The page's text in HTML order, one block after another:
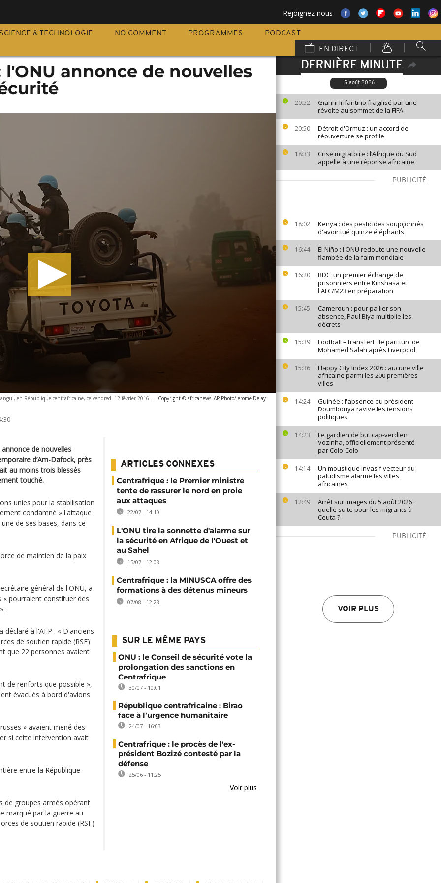
Rejoignez-nous
SCIENCE & TECHNOLOGIE NO COMMENT PROGRAMMES
PODCAST
EN DIRECT
DERNIÈRE MINUTE
5 août 2026
20:52
Gianni Infantino fragilisé par une
révolte au sommet de la FIFA
20:50
Détroit d'Ormuz : un accord de
réouverture se profile
18:33
Crise migratoire : l’Afrique du Sud
appelle à une réponse africaine
PUBLICITÉ
18:02
Kenya : des pesticides soupçonnés
d'avoir tué quinze éléphants
16:44
El Niño : l'ONU redoute une nouvelle
flambée de la faim mondiale
16:20
RDC: un premier échange de
prisonniers entre Kinshasa et
l'AFC/M23 en préparation
15:45
Cameroun : pour pallier son
absence, Paul Biya multiplie les
décrets
15:39
Football – transfert : le pari turc de
Mohamed Salah après Liverpool
15:36
Happy City Index 2026 : aucune ville
africaine parmi les 200 premières
villes
14:24
Guinée : l'absence du président
Doumbouya ravive les tensions
politiques
14:23
Le gardien de but cap-verdien
Vozinha, officiellement présenté
par Colo-Colo
14:14
Un moustique invasif vecteur du
paludisme alarme les villes
africaines
12:49
Arrêt sur images du 5 août 2026 :
quelle suite pour les migrants à
Ceuta ?
PUBLICITÉ
VOIR PLUS
annonce de nouvelles
en République centrafricaine, ce vendredi 12 février 2016. - Copyright © africanews AP Photo/Jerome Delay
annonce de nouvelles
d’Am-Dafock, près
au moins trois blessés
touché.
unies pour la stabilisation
condamné » l'attaque
de ses bases, dans ce
de maintien de la paix
général de l'ONU, a
« pourraient constituer des
à l'AFP : « D'anciens
de soutien rapide (RSF)
que 22 personnes avaient
de renforts que possible »,
évacués à bord d'avions
» avaient mené des
si cette intervention avait
entre la République
de groupes armés opérant
marqué par la guerre au
de soutien rapide (RSF)
ARTICLES CONNEXES
Centrafrique : le Premier ministre
tente de rassurer le nord en proie
aux attaques
22/07 - 14:10
L'ONU tire la sonnette d'alarme sur
la sécurité en Afrique de l'Ouest et
au Sahel
15/07 - 12:08
Centrafrique : la MINUSCA offre des
formations à des détenus mineurs
07/08 - 12:28
SUR LE MÊME PAYS
ONU : le Conseil de sécurité vote la
prolongation des sanctions en
Centrafrique
30/07 - 10:01
République centrafricaine : Birao
face à l’urgence humanitaire
24/07 - 16:03
Centrafrique : le procès de l'ex-
président Bozizé contesté par la
défense
25/06 - 11:25
Voir plus